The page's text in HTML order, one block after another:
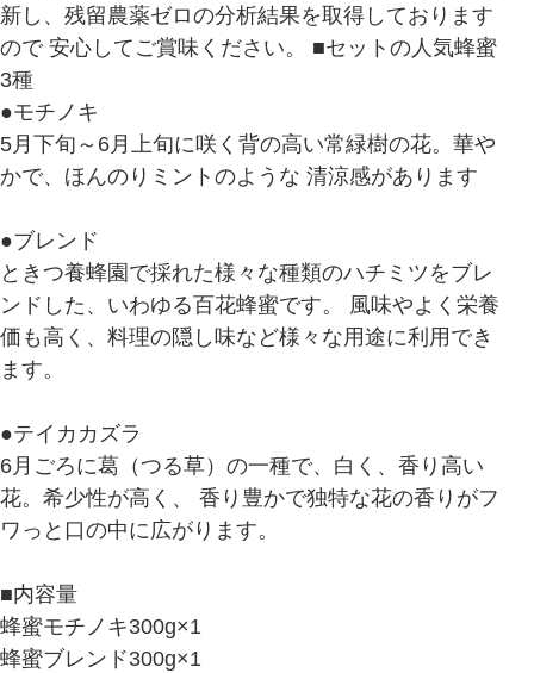
新し、残留農薬ゼロの分析結果を取得しております
ので 安心してご賞味ください。 ■セットの人気蜂蜜
3種
●モチノキ
5月下旬～6月上旬に咲く背の高い常緑樹の花。華や
かで、ほんのりミントのような 清涼感があります
●ブレンド
ときつ養蜂園で採れた様々な種類のハチミツをブレ
ンドした、いわゆる百花蜂蜜です。 風味やよく栄養
価も高く、料理の隠し味など様々な用途に利用でき
ます。
●テイカカズラ
6月ごろに葛（つる草）の一種で、白く、香り高い
花。希少性が高く、 香り豊かで独特な花の香りがフ
ワっと口の中に広がります。
■内容量
蜂蜜モチノキ300g×1
蜂蜜ブレンド300g×1